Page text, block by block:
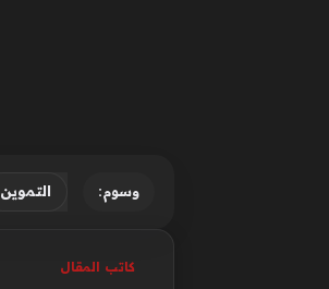
وسوم: التموين
كاتب المقال